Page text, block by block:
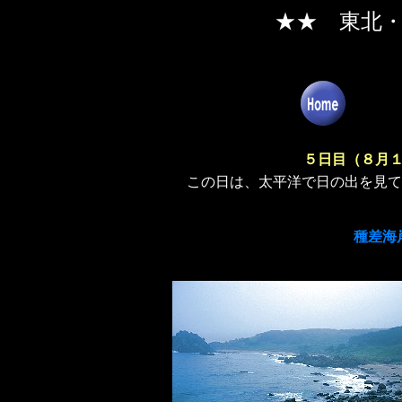
★★ 東北・
５日目（８
この日は、太平洋で日の出を見
種差海